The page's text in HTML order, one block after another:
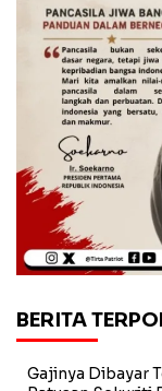
BERITA
Gajinya Dibayar